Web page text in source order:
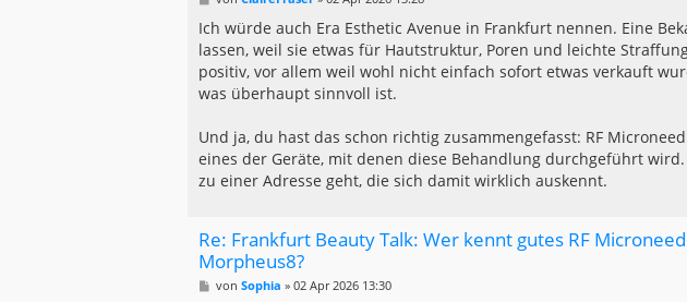
i
r
a
g
Ich würde auch Era Esthetic Avenue in Frankfurt nennen. Eine
lassen, weil sie etwas für Hautstruktur, Poren und leichte
positiv, vor allem weil wohl nicht einfach sofort etwas verkauft
was überhaupt sinnvoll ist.
Und ja, du hast das schon richtig zusammengefasst: RF
eines der Geräte, mit denen diese Behandlung durchgeführt
zu einer Adresse geht, die sich damit wirklich auskennt.
Re: Frankfurt Beauty Talk: Wer kennt gutes RF
Morpheus8?
Bvon Sophia » 02 Apr 2026 13:30